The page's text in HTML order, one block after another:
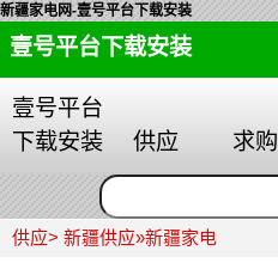
新疆家电网-壹号平台下载安装
壹号平台下载安装
壹号平台
下载安装
供应 求购
供应> 新疆供应»新疆家电